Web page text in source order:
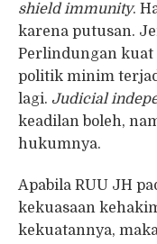
shield immunity.
karena putusan.
Perlindungan kuat
politik minim
lagi. Judicial
keadilan boleh,
hukumnya.
Apabila RUU JH
kekuasaan
kekuatannya,